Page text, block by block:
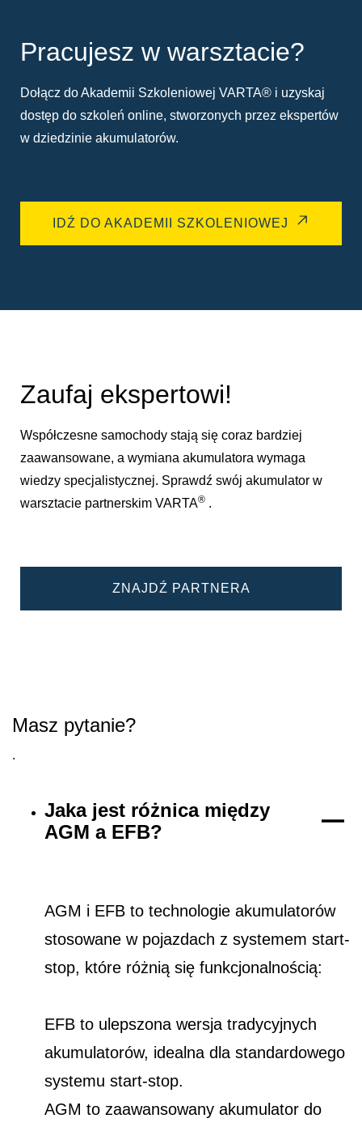
Pracujesz w warsztacie?
Dołącz do Akademii Szkoleniowej VARTA® i uzyskaj
dostęp do szkoleń online, stworzonych przez ekspertów
w dziedzinie akumulatorów.
IDŹ DO AKADEMII SZKOLENIOWEJ
Zaufaj ekspertowi!
Współczesne samochody stają się coraz bardziej
zaawansowane, a wymiana akumulatora wymaga
wiedzy specjalistycznej. Sprawdź swój akumulator w
warsztacie partnerskim VARTA® .
ZNAJDŹ PARTNERA
Masz pytanie?
.
Jaka jest różnica między
AGM a EFB?
AGM i EFB to technologie akumulatorów
stosowane w pojazdach z systemem start-
stop, które różnią się funkcjonalnością:
EFB to ulepszona wersja tradycyjnych
akumulatorów, idealna dla standardowego
systemu start-stop.
AGM to zaawansowany akumulator do